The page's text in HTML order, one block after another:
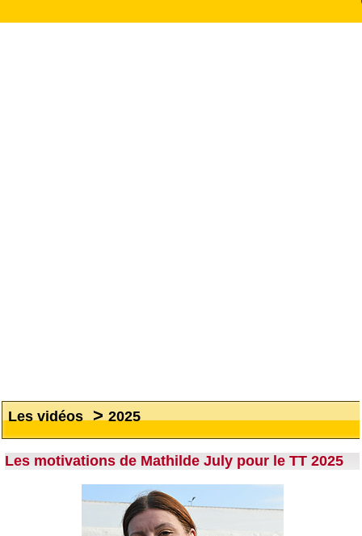
Les vidéos>2025
Les motivations de Mathilde July pour le TT 2025